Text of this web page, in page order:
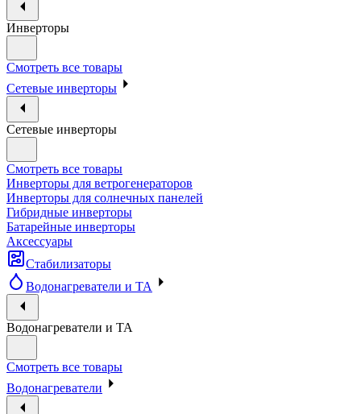
Инверторы
Смотреть все товары
Сетевые инверторы
Сетевые инверторы
Смотреть все товары
Инверторы для ветрогенераторов
Инверторы для солнечных панелей
Гибридные инверторы
Батарейные инверторы
Аксессуары
Стабилизаторы
Водонагреватели и ТА
Водонагреватели и ТА
Смотреть все товары
Водонагреватели